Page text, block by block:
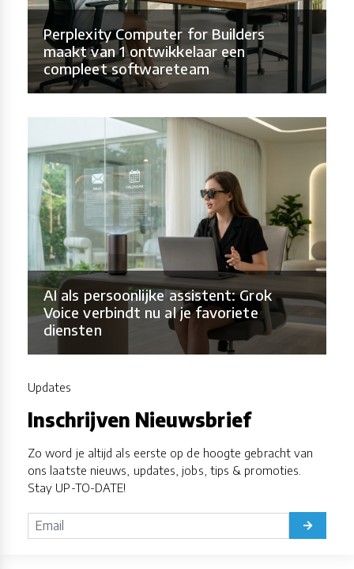
Perplexity Computer for Builders
maakt van 1 ontwikkelaar een
compleet softwareteam
AI als persoonlijke assistent: Grok
Voice verbindt nu al je favoriete
diensten
Updates
Inschrijven Nieuwsbrief
Zo word je altijd als eerste op de hoogte gebracht van
ons laatste nieuws, updates, jobs, tips & promoties.
Stay UP-TO-DATE!